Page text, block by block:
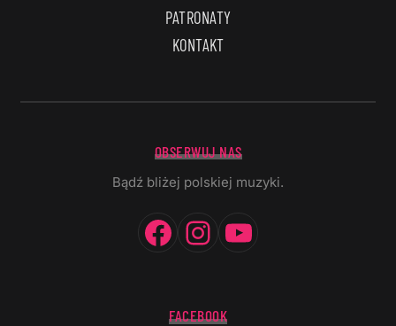
PATRONATY
KONTAKT
OBSERWUJ NAS
Bądź bliżej polskiej muzyki.
Facebook
Instagram
FACEBOOK